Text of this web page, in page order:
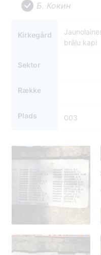
Б. Кокин
Kirkegård
brāļu kapi
Sektor
Række
Plads 003